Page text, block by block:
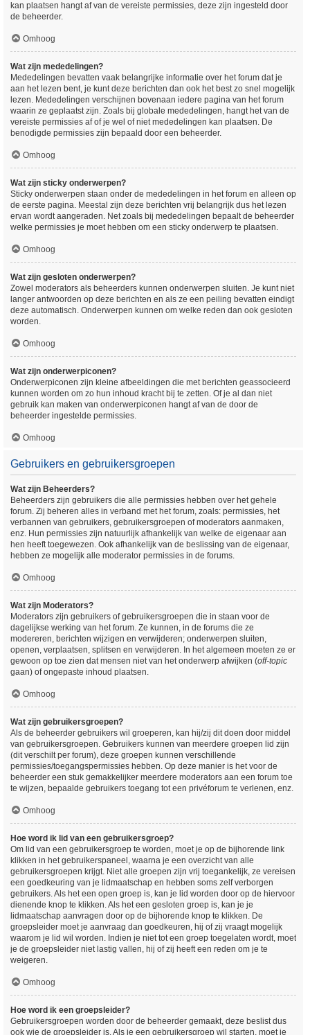
kan plaatsen hangt af van de vereiste permissies, deze zijn ingesteld door
de beheerder.
Omhoog
Wat zijn mededelingen?
Mededelingen bevatten vaak belangrijke informatie over het forum dat je
aan het lezen bent, je kunt deze berichten dan ook het best zo snel mogelijk
lezen. Mededelingen verschijnen bovenaan iedere pagina van het forum
waarin ze geplaatst zijn. Zoals bij globale mededelingen, hangt het van de
vereiste permissies af of je wel of niet mededelingen kan plaatsen. De
benodigde permissies zijn bepaald door een beheerder.
Omhoog
Wat zijn sticky onderwerpen?
Sticky onderwerpen staan onder de mededelingen in het forum en alleen op
de eerste pagina. Meestal zijn deze berichten vrij belangrijk dus het lezen
ervan wordt aangeraden. Net zoals bij mededelingen bepaalt de beheerder
welke permissies je moet hebben om een sticky onderwerp te plaatsen.
Omhoog
Wat zijn gesloten onderwerpen?
Zowel moderators als beheerders kunnen onderwerpen sluiten. Je kunt niet
langer antwoorden op deze berichten en als ze een peiling bevatten eindigt
deze automatisch. Onderwerpen kunnen om welke reden dan ook gesloten
worden.
Omhoog
Wat zijn onderwerpiconen?
Onderwerpiconen zijn kleine afbeeldingen die met berichten geassocieerd
kunnen worden om zo hun inhoud kracht bij te zetten. Of je al dan niet
gebruik kan maken van onderwerpiconen hangt af van de door de
beheerder ingestelde permissies.
Omhoog
Gebruikers en gebruikersgroepen
Wat zijn Beheerders?
Beheerders zijn gebruikers die alle permissies hebben over het gehele
forum. Zij beheren alles in verband met het forum, zoals: permissies, het
verbannen van gebruikers, gebruikersgroepen of moderators aanmaken,
enz. Hun permissies zijn natuurlijk afhankelijk van welke de eigenaar aan
hen heeft toegewezen. Ook afhankelijk van de beslissing van de eigenaar,
hebben ze mogelijk alle moderator permissies in de forums.
Omhoog
Wat zijn Moderators?
Moderators zijn gebruikers of gebruikersgroepen die in staan voor de
dagelijkse werking van het forum. Ze kunnen, in de forums die ze
modereren, berichten wijzigen en verwijderen; onderwerpen sluiten,
openen, verplaatsen, splitsen en verwijderen. In het algemeen moeten ze er
gewoon op toe zien dat mensen niet van het onderwerp afwijken (off-topic
gaan) of ongepaste inhoud plaatsen.
Omhoog
Wat zijn gebruikersgroepen?
Als de beheerder gebruikers wil groeperen, kan hij/zij dit doen door middel
van gebruikersgroepen. Gebruikers kunnen van meerdere groepen lid zijn
(dit verschilt per forum), deze groepen kunnen verschillende
permissies/toegangspermissies hebben. Op deze manier is het voor de
beheerder een stuk gemakkelijker meerdere moderators aan een forum toe
te wijzen, bepaalde gebruikers toegang tot een privéforum te verlenen, enz.
Omhoog
Hoe word ik lid van een gebruikersgroep?
Om lid van een gebruikersgroep te worden, moet je op de bijhorende link
klikken in het gebruikerspaneel, waarna je een overzicht van alle
gebruikersgroepen krijgt. Niet alle groepen zijn vrij toegankelijk, ze vereisen
een goedkeuring van je lidmaatschap en hebben soms zelf verborgen
gebruikers. Als het een open groep is, kan je lid worden door op de hiervoor
dienende knop te klikken. Als het een gesloten groep is, kan je je
lidmaatschap aanvragen door op de bijhorende knop te klikken. De
groepsleider moet je aanvraag dan goedkeuren, hij of zij vraagt mogelijk
waarom je lid wil worden. Indien je niet tot een groep toegelaten wordt, moet
je de groepsleider niet lastig vallen, hij of zij heeft een reden om je te
weigeren.
Omhoog
Hoe word ik een groepsleider?
Gebruikersgroepen worden door de beheerder gemaakt, deze beslist dus
ook wie de groepsleider is. Als je een gebruikersgroep wil starten, moet je